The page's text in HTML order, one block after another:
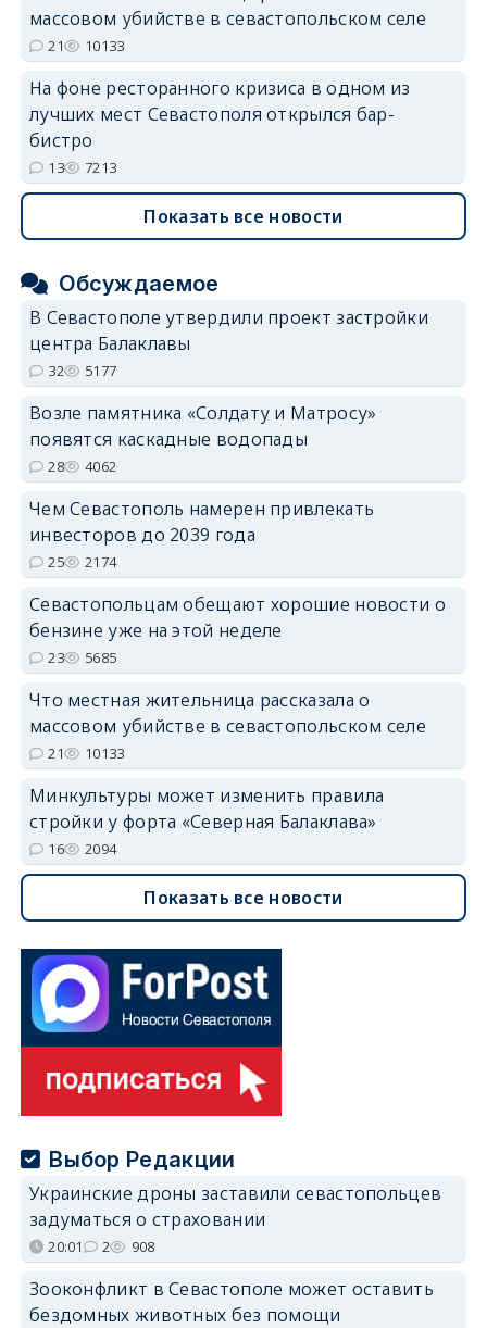
массовом убийстве в севастопольском селе
21 10133
На фоне ресторанного кризиса в одном из
лучших мест Севастополя открылся бар-
бистро
13 7213
Показать все новости
Обсуждаемое
В Севастополе утвердили проект застройки
центра Балаклавы
32 5177
Возле памятника «Солдату и Матросу»
появятся каскадные водопады
28 4062
Чем Севастополь намерен привлекать
инвесторов до 2039 года
25 2174
Севастопольцам обещают хорошие новости о
бензине уже на этой неделе
23 5685
Что местная жительница рассказала о
массовом убийстве в севастопольском селе
21 10133
Минкультуры может изменить правила
стройки у форта «Северная Балаклава»
16 2094
Показать все новости
Выбор Редакции
Украинские дроны заставили севастопольцев
задуматься о страховании
20:01 2 908
Зооконфликт в Севастополе может оставить
бездомных животных без помощи